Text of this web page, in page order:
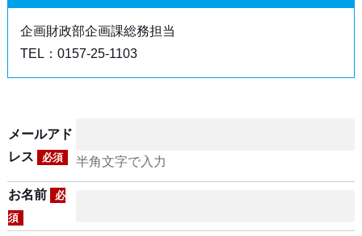
企画財政部企画課総務担当
TEL：0157-25-1103
メールアド
レス
必須 半角文字で入力
お名前
必
須